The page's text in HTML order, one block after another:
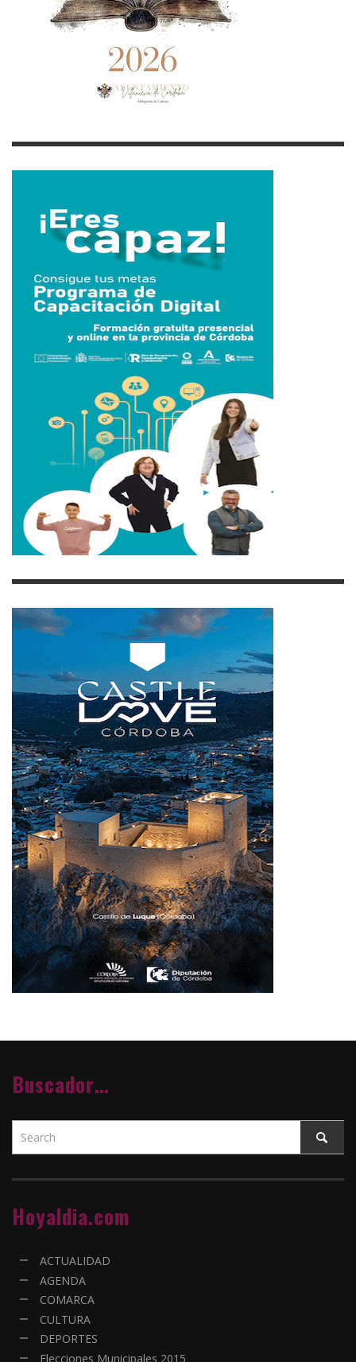
Buscador…
Hoyaldia.com
ACTUALIDAD
AGENDA
COMARCA
CULTURA
DEPORTES
Elecciones Municipales 2015